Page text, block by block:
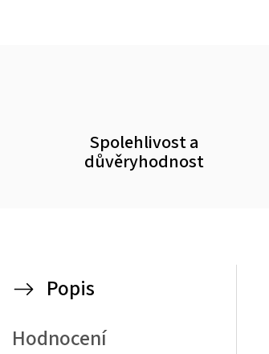
Spolehlivost a
důvěryhodnost
Popis
Hodnocení